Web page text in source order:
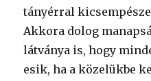
tányérral
Akkora dolog
látványa is, hogy
esik, ha a közelükbe